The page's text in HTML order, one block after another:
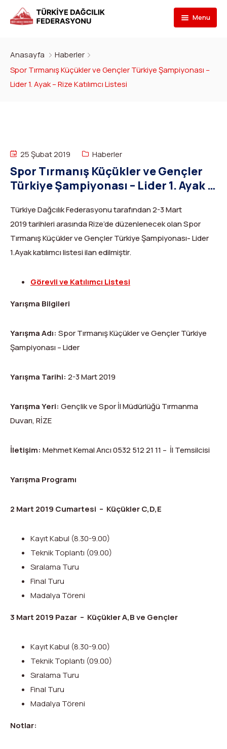
Menu
İletişim
Tarihçe
Yönetim Kurulu
İdari Personel
İl Temsilcileri
Kurullar
Federasyon Logosu
Branşlar
Dağcılık
Dağ Kayağı
Buz Tırmanışı
Kanyoning
Kulüpler
Kulüp Eğitim Başvuruları ve Uygulama Adımları
Formlar
İlanlar
Türkiye ‘nin Dağları
Anti-Doping
Mevzuat
Harç ve Katılım Payları
Rotalar
Arşivler
2007-2016 Yılı Arşivleri
Görevli Başvurusu
TDF Yayın/Kitap Başvurusu
Kimlik Başvurusu
DYS Şifre
DYS İlk Giriş ve Şifre (Kulüp)
DYS İlk Giriş ve Şifre (Sporcu, Antrenör, Hakem vb.)
DYS Şifre Başvuru Formu (Sadece Kulüp Yetkilileri)
Turkish ▼
Anasayfa
Haberler
Spor Tırmanış Küçükler ve Gençler Türkiye Şampiyonası –
Lider 1. Ayak – Rize Katılımcı Listesi
25 Şubat 2019 Haberler
Spor Tırmanış Küçükler ve Gençler
Türkiye Şampiyonası – Lider 1. Ayak –
Türkiye Dağcılık Federasyonu tarafından 2-3 Mart
2019 tarihleri arasında Rize’de düzenlenecek olan Spor
Tırmanış Küçükler ve Gençler Türkiye Şampiyonası- Lider
1.Ayak katılımcı listesi ilan edilmiştir.
Görevli ve Katılımcı Listesi
Yarışma Bilgileri
Yarışma Adı: Spor Tırmanış Küçükler ve Gençler Türkiye
Şampiyonası – Lider
Yarışma Tarihi: 2-3 Mart 2019
Yarışma Yeri: Gençlik ve Spor İl Müdürlüğü Tırmanma
Duvarı, RİZE
İletişim: Mehmet Kemal Arıcı 0532 512 21 11 – İl Temsilcisi
Yarışma Programı
2 Mart 2019 Cumartesi – Küçükler C,D,E
Kayıt Kabul (8.30-9.00)
Teknik Toplantı (09.00)
Sıralama Turu
Final Turu
Madalya Töreni
3 Mart 2019 Pazar – Küçükler A,B ve Gençler
Kayıt Kabul (8.30-9.00)
Teknik Toplantı (09.00)
Sıralama Turu
Final Turu
Madalya Töreni
Notlar: